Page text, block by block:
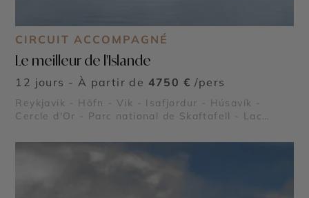
CIRCUIT ACCOMPAGNÉ
Le meilleur de l'Islande
12 jours - À partir de 4750 € /pers
Reykjavik - Höfn - Vik - Isafjordur - Húsavík -
Cercle d'Or - Parc national de Skaftafell - Lac
Plage de Diamant - Vatnajökull - Dyrhólaey -
Gullfoss - Thingvellir